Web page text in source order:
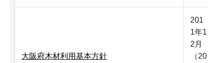
大阪府木材利用基本方針
201
1年1
2月
（20